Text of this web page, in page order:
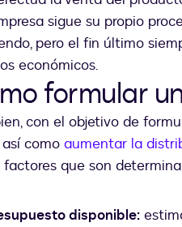
sigue su propio
pero el fin último
económicos.
formular
con el objetivo de
así como aumentar la
que son
disponible: